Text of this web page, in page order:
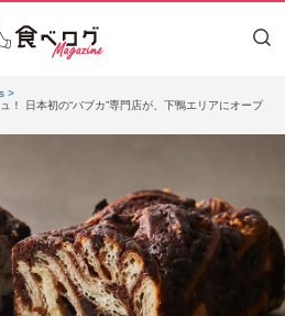
！ 日本初の“バブカ”専門店が、下鴨エリアにオープ